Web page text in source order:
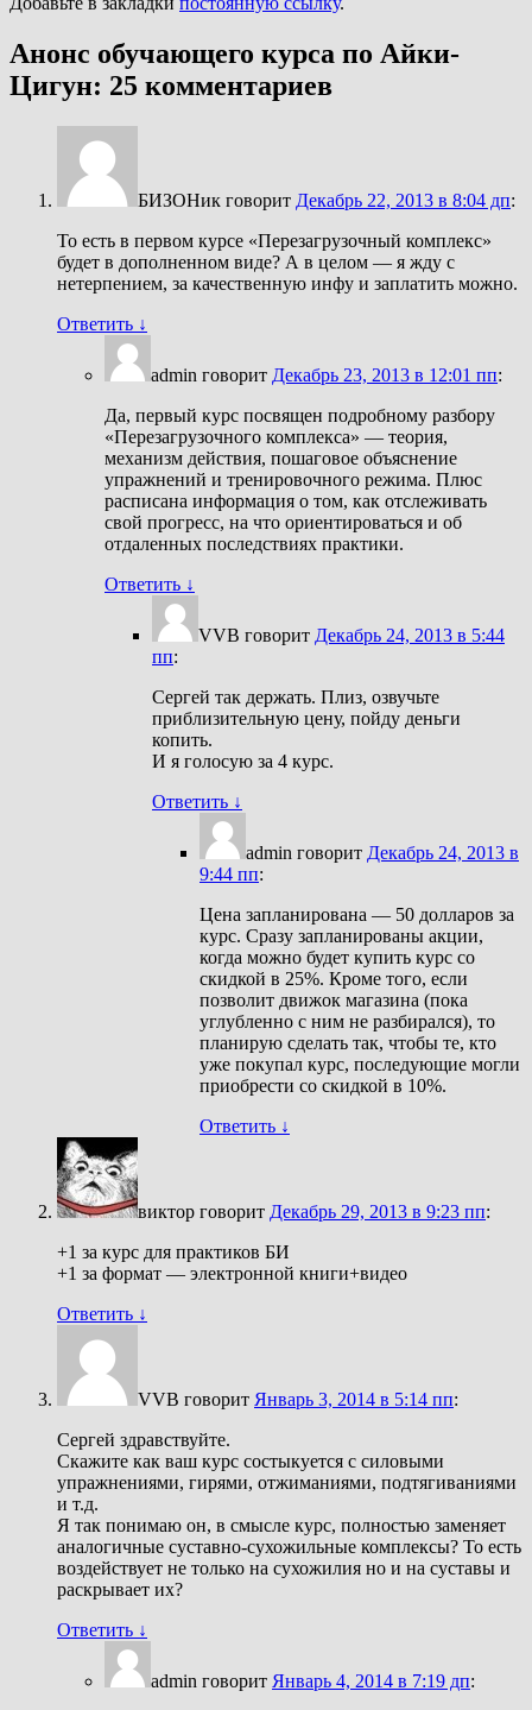
Анонс обучающего курса по Айки-
Цигун: 25 комментариев
БИЗОНик говорит Декабрь 22, 2013 в 8:04 дп:
То есть в первом курсе «Перезагрузочный комплекс»
будет в дополненном виде? А в целом — я жду с
нетерпением, за качественную инфу и заплатить можно.
Ответить ↓
admin говорит Декабрь 23, 2013 в 12:01 пп:
Да, первый курс посвящен подробному разбору
«Перезагрузочного комплекса» — теория,
механизм действия, пошаговое объяснение
упражнений и тренировочного режима. Плюс
расписана информация о том, как отслеживать
свой прогресс, на что ориентироваться и об
отдаленных последствиях практики.
Ответить ↓
VVB говорит Декабрь 24, 2013 в 5:44
пп:
Сергей так держать. Плиз, озвучьте
приблизительную цену, пойду деньги
копить.
И я голосую за 4 курс.
Ответить ↓
admin говорит Декабрь 24, 2013 в
9:44 пп:
Цена запланирована — 50 долларов за
курс. Сразу запланированы акции,
когда можно будет купить курс со
скидкой в 25%. Кроме того, если
позволит движок магазина (пока
углубленно с ним не разбирался), то
планирую сделать так, чтобы те, кто
уже покупал курс, последующие могли
приобрести со скидкой в 10%.
Ответить ↓
виктор говорит Декабрь 29, 2013 в 9:23 пп:
+1 за курс для практиков БИ
+1 за формат — электронной книги+видео
Ответить ↓
VVB говорит Январь 3, 2014 в 5:14 пп:
Сергей здравствуйте.
Скажите как ваш курс состыкуется с силовыми
упражнениями, гирями, отжиманиями, подтягиваниями
и т.д.
Я так понимаю он, в смысле курс, полностью заменяет
аналогичные суставно-сухожильные комплексы? То есть
воздействует не только на сухожилия но и на суставы и
раскрывает их?
Ответить ↓
admin говорит Январь 4, 2014 в 7:19 дп: